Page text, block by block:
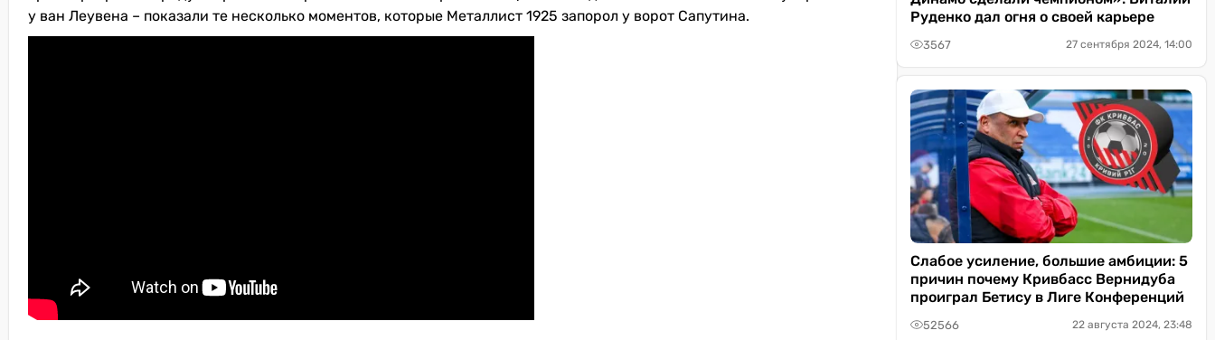
у ван Леувена – показали те несколько моментов, которые Металлист 1925 запорол у ворот Сапутина.
Руденко дал огня о своей карьере
3567 27 сентября 2024, 14:00
Слабое усиление, большие амбиции: 5
причин почему Кривбасс Вернидуба
проиграл Бетису в Лиге Конференций
52566 22 августа 2024, 23:48